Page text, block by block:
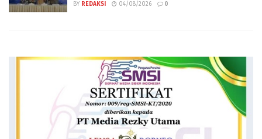
BY REDAKSI 04/08/2026 0